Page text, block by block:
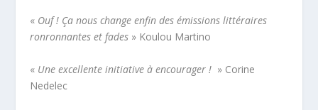
« Ouf ! Ça nous change enfin des émissions littéraires
ronronnantes et fades » Koulou Martino
« Une excellente initiative à encourager ! » Corine
Nedelec